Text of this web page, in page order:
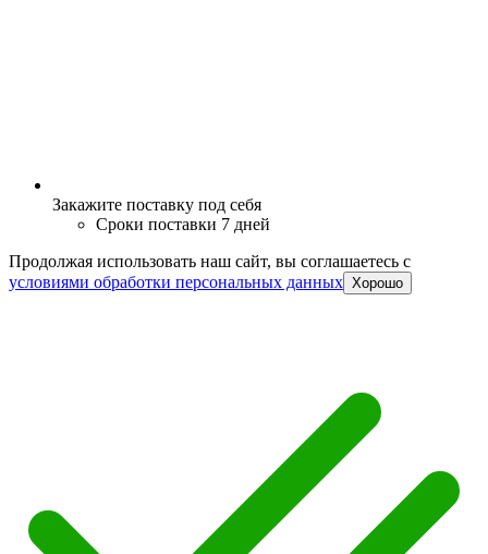
Закажите поставку под себя
Сроки поставки 7 дней
Продолжая использовать наш сайт, вы соглашаетесь c
условиями обработки персональных данных Хорошо